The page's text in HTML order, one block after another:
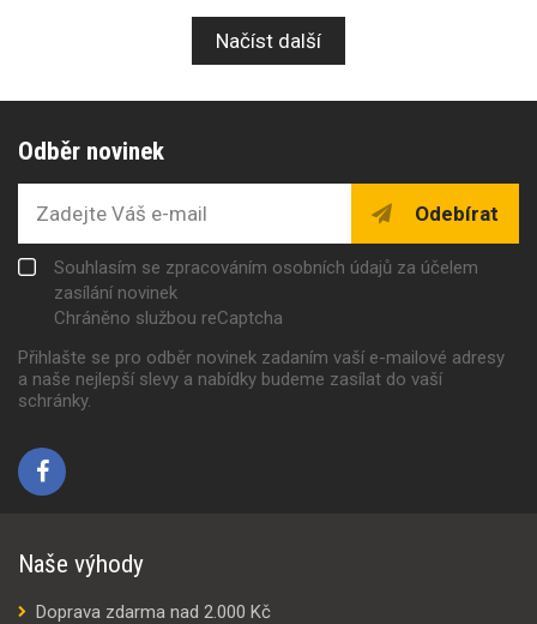
Načíst další
Odběr novinek
Odebírat
Souhlasím se zpracováním osobních údajů za účelem
zasílání novinek
Chráněno službou reCaptcha
Přihlašte se pro odběr novinek zadaním vaší e-mailové adresy
a naše nejlepší slevy a nabídky budeme zasílat do vaší
schránky.
Naše výhody
Doprava zdarma nad 2.000 Kč